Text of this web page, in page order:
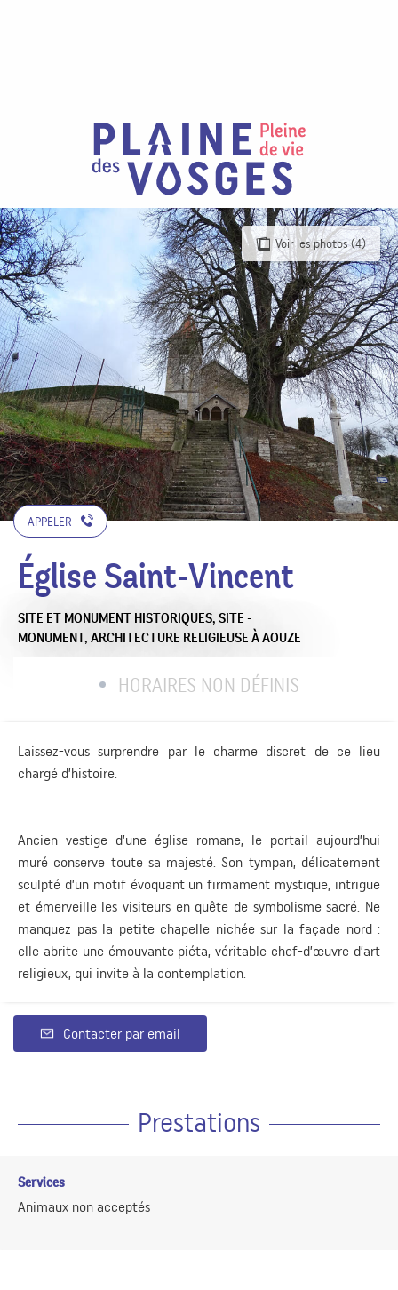
Voir les photos (4)
APPELER
Église Saint-Vincent
SITE ET MONUMENT HISTORIQUES, SITE -
MONUMENT, ARCHITECTURE RELIGIEUSE À AOUZE
HORAIRES NON DÉFINIS
Laissez-vous surprendre par le charme discret de ce lieu
chargé d’histoire.
Ancien vestige d’une église romane, le portail aujourd’hui
muré conserve toute sa majesté. Son tympan, délicatement
sculpté d’un motif évoquant un firmament mystique, intrigue
et émerveille les visiteurs en quête de symbolisme sacré. Ne
manquez pas la petite chapelle nichée sur la façade nord :
elle abrite une émouvante piéta, véritable chef-d’œuvre d’art
religieux, qui invite à la contemplation.
Contacter par email
Prestations
Services
Animaux non acceptés